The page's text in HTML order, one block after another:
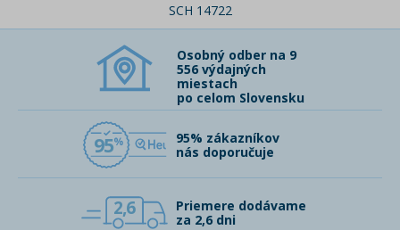
SCH 14722
Osobný odber na 9
556 výdajných
miestach
po celom Slovensku
95
95% zákazníkov
nás doporučuje
2,6
Priemere dodávame
za 2,6 dni